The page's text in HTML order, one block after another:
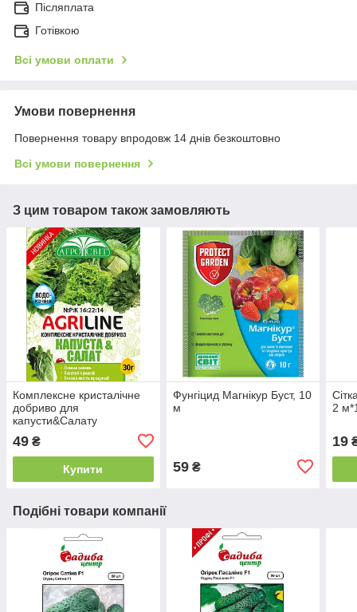
Післяплата
Готівкою
Всі умови оплати
Умови повернення
Повернення товару впродовж 14 днів безкоштовно
Всі умови повернення
З цим товаром також замовляють
Комплексне кристалічне
добриво для
капусти&Салату
49 ₴
Купити
Фунгіцид Магнікур Буст, 10
м
59₴
2
19
Подібні товари компанії